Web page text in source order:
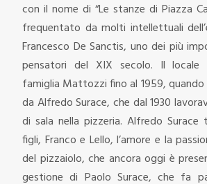
con il nome di “Le stanze di Piazza
frequentato da molti intellettuali
Francesco De Sanctis, uno dei più
pensatori del XIX secolo. Il
famiglia Mattozzi fino al 1959,
da Alfredo Surace, che dal 1930
di sala nella pizzeria. Alfredo Surace
figli, Franco e Lello, l’amore e la
del pizzaiolo, che ancora oggi è
gestione di Paolo Surace, che fa